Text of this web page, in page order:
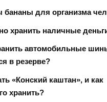
для организма
хранить наличные
автомобильные
в резерве?
«Конский каштан», и как
хранить?